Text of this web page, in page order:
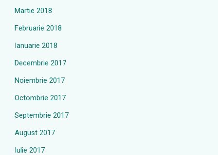
Martie 2018
Februarie 2018
Ianuarie 2018
Decembrie 2017
Noiembrie 2017
Octombrie 2017
Septembrie 2017
August 2017
Iulie 2017